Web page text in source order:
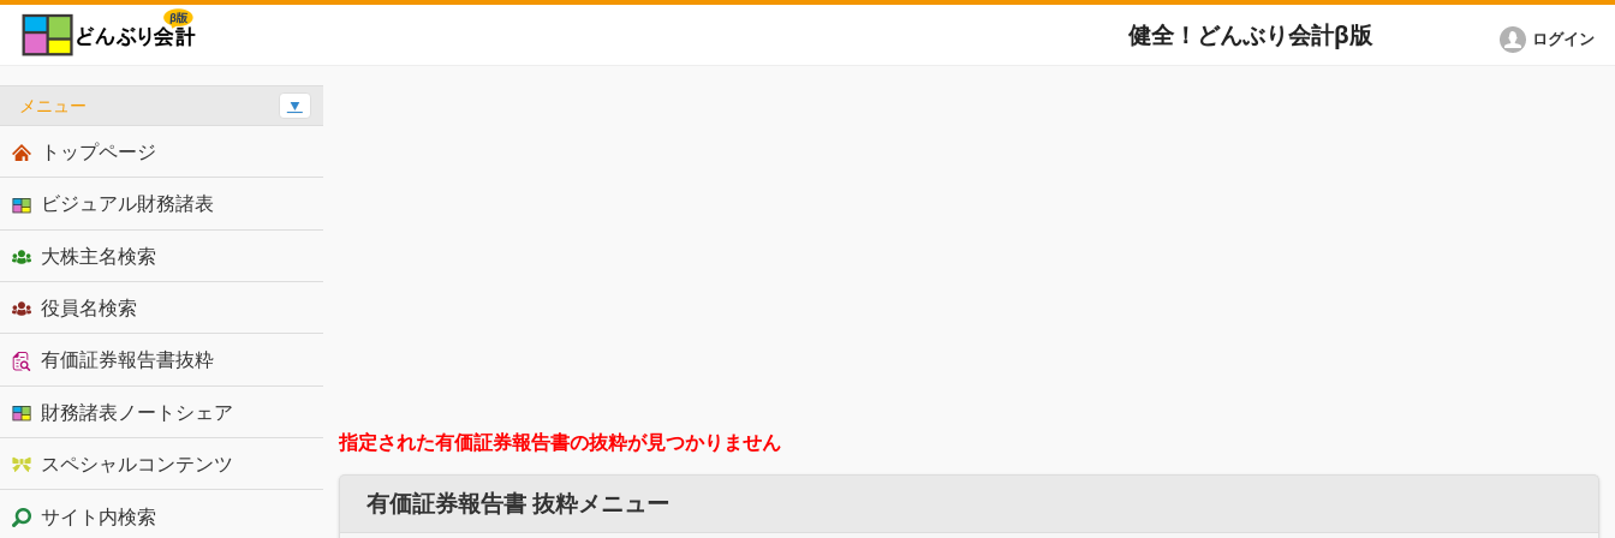
健全！どんぶり会計β版 ログイン
指定された有価証券報告書の抜粋が見つかりません
有価証券報告書 抜粋メニュー
メニュー ▼
トップページ
ビジュアル財務諸表
大株主名検索
役員名検索
有価証券報告書抜粋
財務諸表ノートシェア
スペシャルコンテンツ
サイト内検索